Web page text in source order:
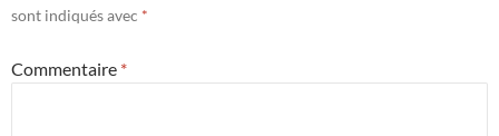
sont indiqués avec *
Commentaire *